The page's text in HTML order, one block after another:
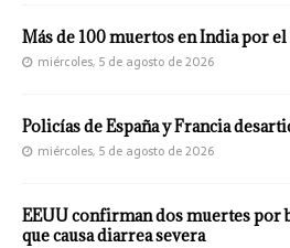
Más de 100 muertos en India por
miércoles, 5 de agosto de 2026
Policías de España y Francia
miércoles, 5 de agosto de 2026
EEUU confirman dos muertes por
que causa diarrea severa